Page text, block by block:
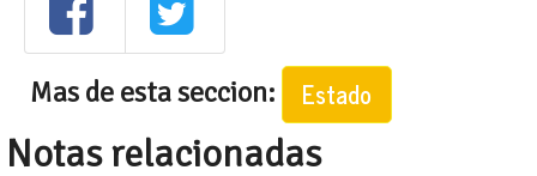
Mas de esta seccion: Estado
Notas relacionadas